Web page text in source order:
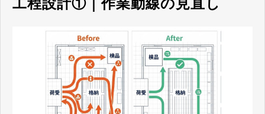
工程設計①｜作業動線の見直し